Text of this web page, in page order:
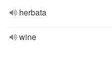
herbata
wine